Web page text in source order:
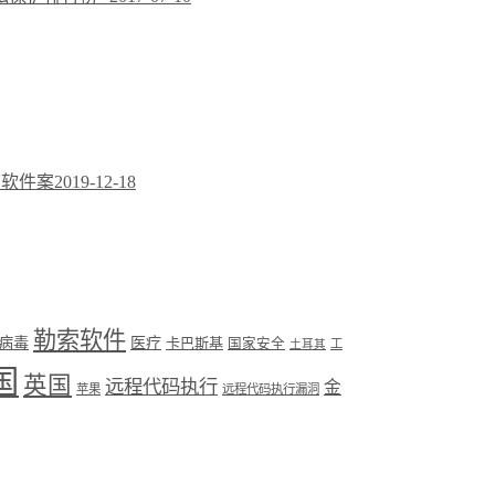
件案2019-12-18
毒 勒索软件 医疗 卡巴斯基 国家安全 土耳其 工
英国 苹果 远程代码执行 远程代码执行漏洞 金